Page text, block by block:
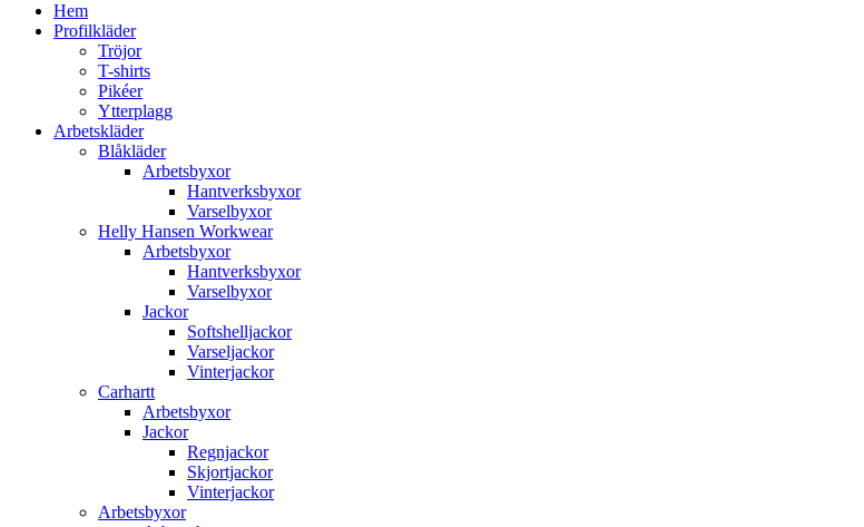
Hem
Profilkläder
Tröjor
T-shirts
Pikéer
Ytterplagg
Arbetskläder
Blåkläder
Arbetsbyxor
Hantverksbyxor
Varselbyxor
Helly Hansen Workwear
Arbetsbyxor
Hantverksbyxor
Varselbyxor
Jackor
Softshelljackor
Varseljackor
Vinterjackor
Carhartt
Arbetsbyxor
Jackor
Regnjackor
Skjortjackor
Vinterjackor
Arbetsbyxor